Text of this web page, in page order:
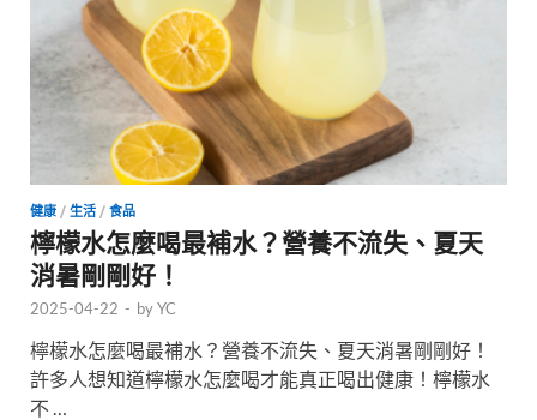
健康 / 生活 / 食品
檸檬水怎麼喝最補水？營養不流失、夏天
消暑剛剛好！
2025-04-22 - byYC
檸檬水怎麼喝最補水？營養不流失、夏天消暑剛剛好！
許多人想知道檸檬水怎麼喝才能真正喝出健康！檸檬水
不 …